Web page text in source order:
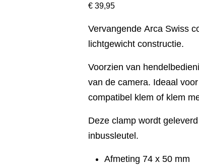
€ 39,95
Vervangende Arca Swiss
lichtgewicht constructie.
Voorzien van
van de camera. Ideaal
compatibel klem of klem
Deze clamp wordt
inbussleutel.
Afmeting 74 x 50 mm